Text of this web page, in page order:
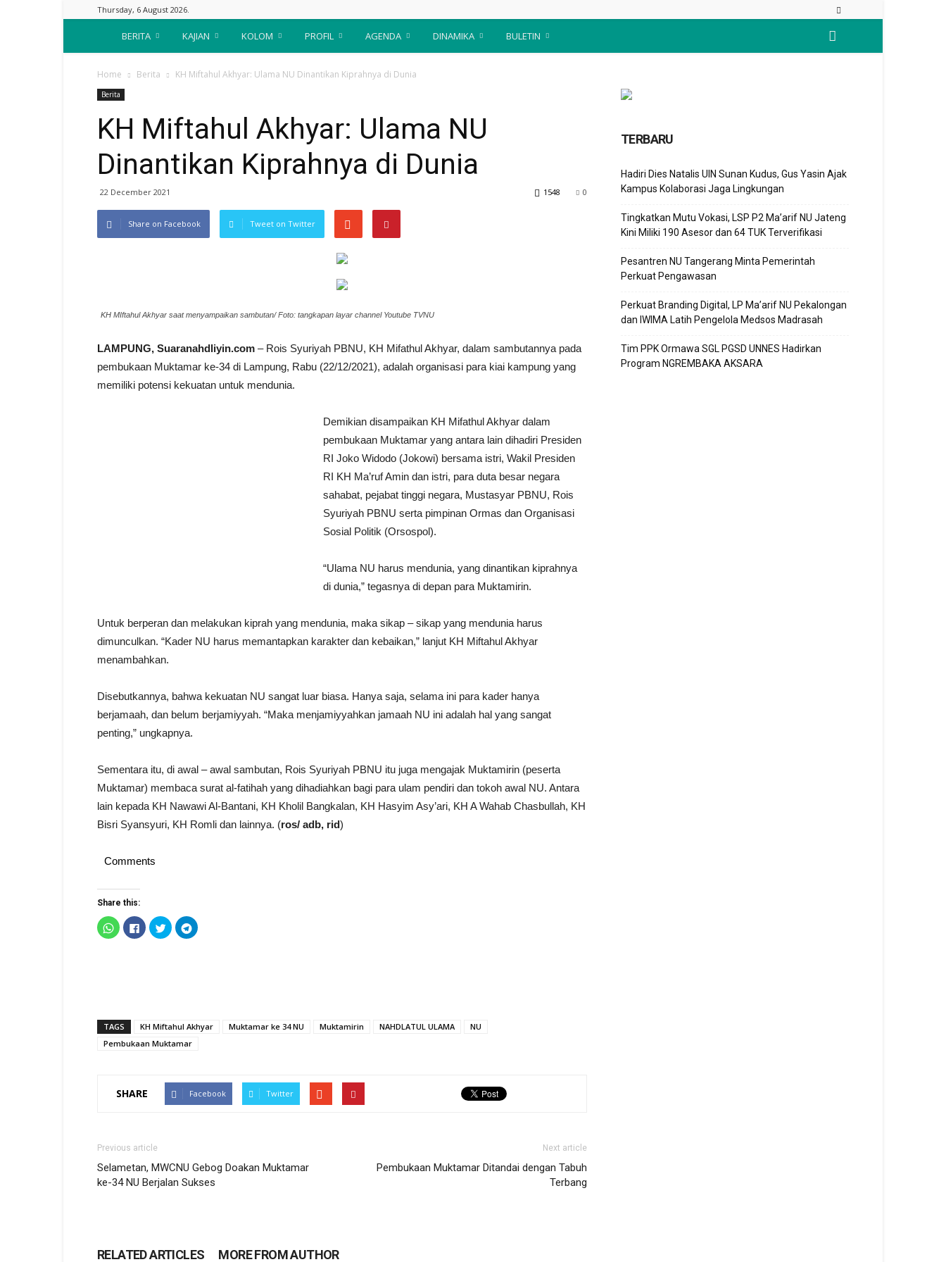
Thursday, 6 August 2026.
Suara
Nahdliyin
BERITA KAJIAN KOLOM PROFIL AGENDA DINAMIKA BULETIN
Home Berita KH Miftahul Akhyar: Ulama NU Dinantikan Kiprahnya di Dunia
Berita
KH Miftahul Akhyar: Ulama NU
Dinantikan Kiprahnya di Dunia
22 December 2021 0
1548
Share on Facebook Tweet on Twitter
KH MIftahul Akhyar saat menyampaikan sambutan/ Foto: tangkapan layar channel Youtube TVNU
LAMPUNG, Suaranahdliyin.com – Rois Syuriyah PBNU, KH Mifathul Akhyar, dalam sambutannya pada
pembukaan Muktamar ke-34 di Lampung, Rabu (22/12/2021), adalah organisasi para kiai kampung yang
memiliki potensi kekuatan untuk mendunia.
Demikian disampaikan KH Mifathul Akhyar dalam
pembukaan Muktamar yang antara lain dihadiri Presiden
RI Joko Widodo (Jokowi) bersama istri, Wakil Presiden
RI KH Ma’ruf Amin dan istri, para duta besar negara
sahabat, pejabat tinggi negara, Mustasyar PBNU, Rois
Syuriyah PBNU serta pimpinan Ormas dan Organisasi
Sosial Politik (Orsospol).
“Ulama NU harus mendunia, yang dinantikan kiprahnya
di dunia,” tegasnya di depan para Muktamirin.
Untuk berperan dan melakukan kiprah yang mendunia, maka sikap – sikap yang mendunia harus
dimunculkan. “Kader NU harus memantapkan karakter dan kebaikan,” lanjut KH Miftahul Akhyar
menambahkan.
Disebutkannya, bahwa kekuatan NU sangat luar biasa. Hanya saja, selama ini para kader hanya
berjamaah, dan belum berjamiyyah. “Maka menjamiyyahkan jamaah NU ini adalah hal yang sangat
penting,” ungkapnya.
Sementara itu, di awal – awal sambutan, Rois Syuriyah PBNU itu juga mengajak Muktamirin (peserta
Muktamar) membaca surat al-fatihah yang dihadiahkan bagi para ulam pendiri dan tokoh awal NU. Antara
lain kepada KH Nawawi Al-Bantani, KH Kholil Bangkalan, KH Hasyim Asy’ari, KH A Wahab Chasbullah, KH
Bisri Syansyuri, KH Romli dan lainnya. (ros/ adb, rid)
Comments
Share this:
Click
to
share
Click
to
share
Click
to
share
Click
to
TAGS KH Miftahul Akhyar Muktamar ke 34 NU Muktamirin NAHDLATUL ULAMA
NU
Pembukaan Muktamar
SHARE Facebook Twitter
Previous article
Selametan, MWCNU Gebog Doakan Muktamar
ke-34 NU Berjalan Sukses
Next article
Pembukaan Muktamar Ditandai dengan Tabuh
Terbang
RELATED ARTICLES MORE FROM AUTHOR
TERBARU
Hadiri Dies Natalis UIN Sunan Kudus, Gus Yasin Ajak
Kampus Kolaborasi Jaga Lingkungan
Tingkatkan Mutu Vokasi, LSP P2 Ma’arif NU Jateng
Kini Miliki 190 Asesor dan 64 TUK Terverifikasi
Pesantren NU Tangerang Minta Pemerintah
Perkuat Pengawasan
Perkuat Branding Digital, LP Ma’arif NU Pekalongan
dan IWIMA Latih Pengelola Medsos Madrasah
Tim PPK Ormawa SGL PGSD UNNES Hadirkan
Program NGREMBAKA AKSARA